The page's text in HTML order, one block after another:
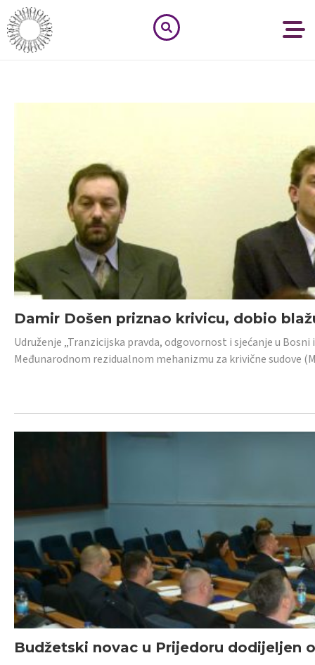
Damir Došen priznao krivicu, dobio
Udruženje „Tranzicijska pravda, odgovornost i sjećanje u
Međunarodnom rezidualnom mehanizmu za krivične sudove
Budžetski novac u Prijedoru dodijeljen